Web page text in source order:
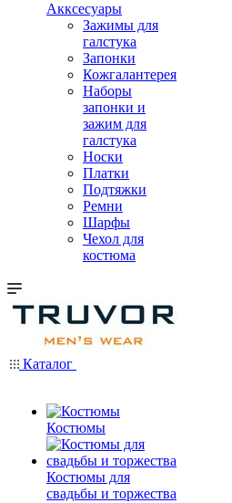
Акксесуары
Зажимы для
галстука
Запонки
Кожгалантерея
Наборы
запонки и
зажим для
галстука
Носки
Платки
Подтяжки
Ремни
Шарфы
Чехол для
костюма
Каталог
Костюмы
Костюмы для
свадьбы и торжества